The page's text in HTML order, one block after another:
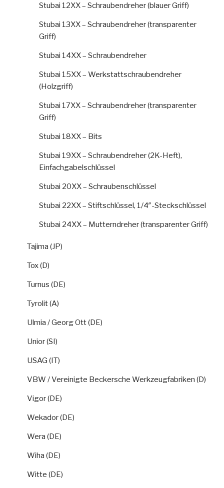
Stubai 12XX – Schraubendreher (blauer Griff)
Stubai 13XX – Schraubendreher (transparenter
Griff)
Stubai 14XX – Schraubendreher
Stubai 15XX – Werkstattschraubendreher
(Holzgriff)
Stubai 17XX – Schraubendreher (transparenter
Griff)
Stubai 18XX – Bits
Stubai 19XX – Schraubendreher (2K-Heft),
Einfachgabelschlüssel
Stubai 20XX – Schraubenschlüssel
Stubai 22XX – Stiftschlüssel, 1/4″-Steckschlüssel
Stubai 24XX – Mutterndreher (transparenter Griff)
Tajima (JP)
Tox (D)
Turnus (DE)
Tyrolit (A)
Ulmia / Georg Ott (DE)
Unior (SI)
USAG (IT)
VBW / Vereinigte Beckersche Werkzeugfabriken (D)
Vigor (DE)
Wekador (DE)
Wera (DE)
Wiha (DE)
Witte (DE)